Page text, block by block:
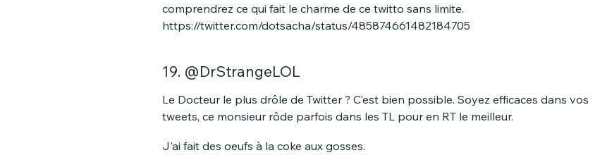
comprendrez ce qui fait le charme de ce twitto sans limite.
https://twitter.com/dotsacha/status/485874661482184705
19. @DrStrangeLOL
Le Docteur le plus drôle de Twitter ? C’est bien possible. Soyez efficaces dans vos
tweets, ce monsieur rôde parfois dans les TL pour en RT le meilleur.
J'ai fait des oeufs à la coke aux gosses.